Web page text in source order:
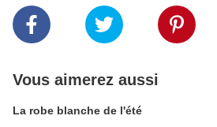
Vous aimerez aussi
La robe blanche de l'été